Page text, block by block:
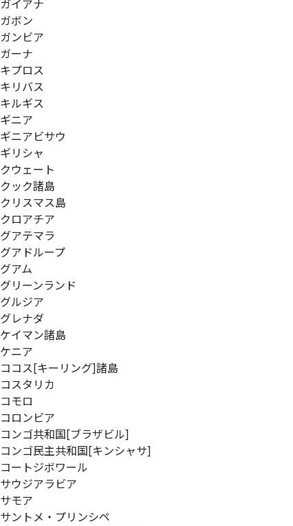
ガイアナ
ガボン
ガンビア
ガーナ
キプロス
キリバス
キルギス
ギニア
ギニアビサウ
ギリシャ
クウェート
クック諸島
クリスマス島
クロアチア
グアテマラ
グアドループ
グアム
グリーンランド
グルジア
グレナダ
ケイマン諸島
ケニア
ココス[キーリング]諸島
コスタリカ
コモロ
コロンビア
コンゴ共和国[ブラザビル]
コンゴ民主共和国[キンシャサ]
コートジボワール
サウジアラビア
サモア
サントメ・プリンシペ